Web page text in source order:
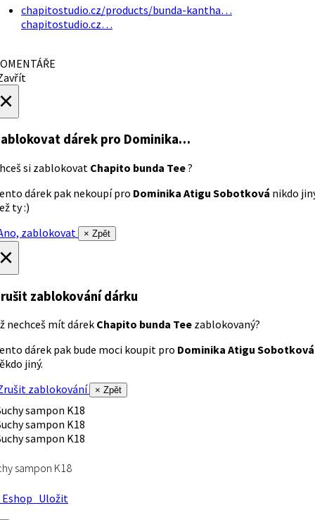
chapitostudio.cz/products/bunda-kantha…
chapitostudio.cz…
dárek pro Dominika…
si zablokovat Chapito bunda Tee?
dárek pak nekoupí pro Dominika Atigu Sobotková nikdo
ty :)
zablokovat
× Zpět
zablokování dárku
nechceš mít dárek Chapito bunda Tee zablokovaný?
dárek pak bude moci koupit pro Dominika Atigu Sobotková
jiný.
zablokování
× Zpět
sampon K18
Uložit